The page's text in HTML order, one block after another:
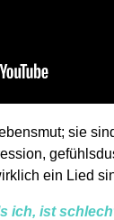
sie
ein Lied
ich, ist